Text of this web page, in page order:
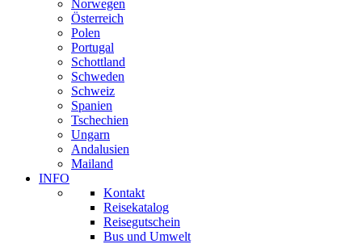
Norwegen
Österreich
Polen
Portugal
Schottland
Schweden
Schweiz
Spanien
Tschechien
Ungarn
Andalusien
Mailand
INFO
Kontakt
Reisekatalog
Reisegutschein
Bus und Umwelt